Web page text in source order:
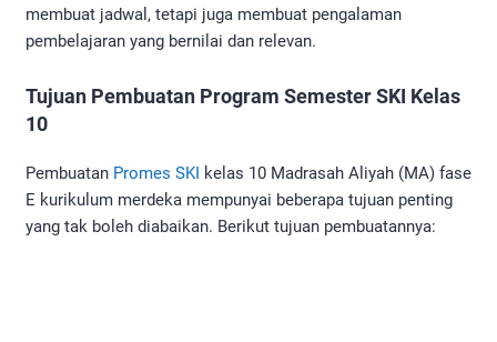
membuat jadwal, tetapi juga membuat pengalaman
pembelajaran yang bernilai dan relevan.
Tujuan Pembuatan Program Semester SKI Kelas
10
Pembuatan Promes SKI kelas 10 Madrasah Aliyah (MA) fase
E kurikulum merdeka mempunyai beberapa tujuan penting
yang tak boleh diabaikan. Berikut tujuan pembuatannya: